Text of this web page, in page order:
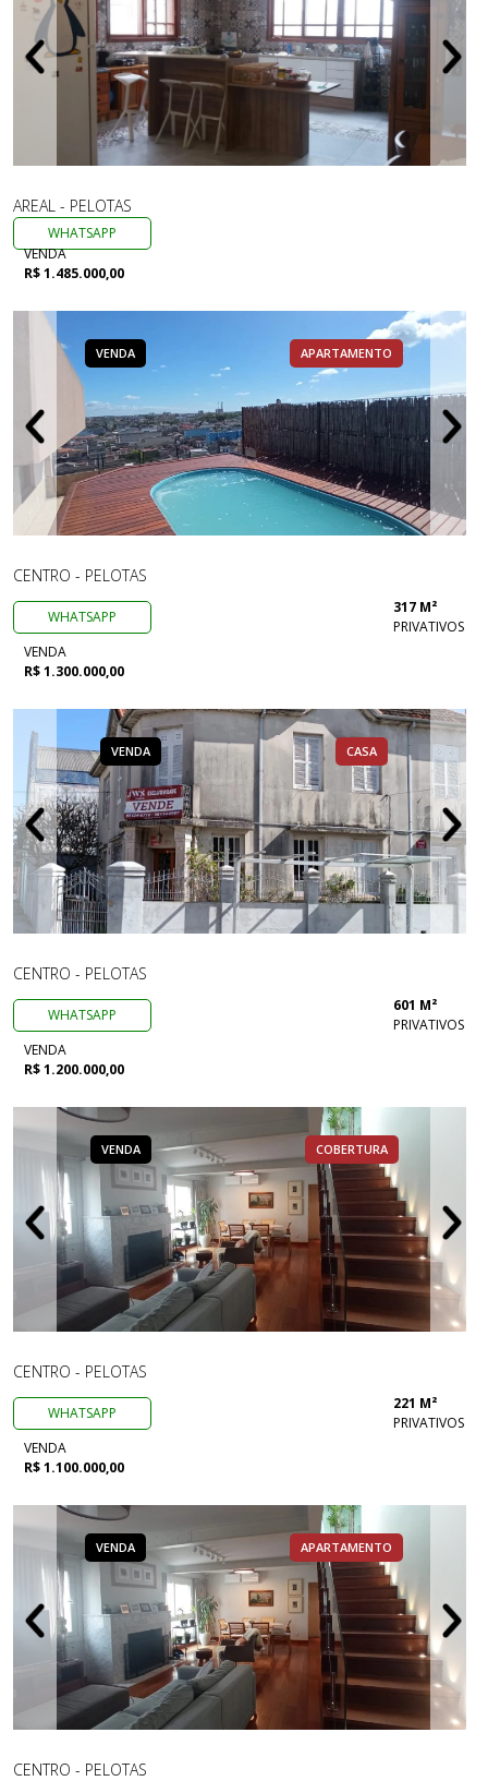
AREAL - PELOTAS
WHATSAPP
VENDA
R$ 1.485.000,00
VENDA APARTAMENTO
CENTRO - PELOTAS
WHATSAPP
317 M²
PRIVATIVOS
VENDA
R$ 1.300.000,00
VENDA CASA
CENTRO - PELOTAS
WHATSAPP
601 M²
PRIVATIVOS
VENDA
R$ 1.200.000,00
VENDA COBERTURA
CENTRO - PELOTAS
WHATSAPP
221 M²
PRIVATIVOS
VENDA
R$ 1.100.000,00
VENDA APARTAMENTO
CENTRO - PELOTAS